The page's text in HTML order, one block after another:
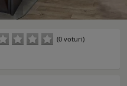
(0 voturi)